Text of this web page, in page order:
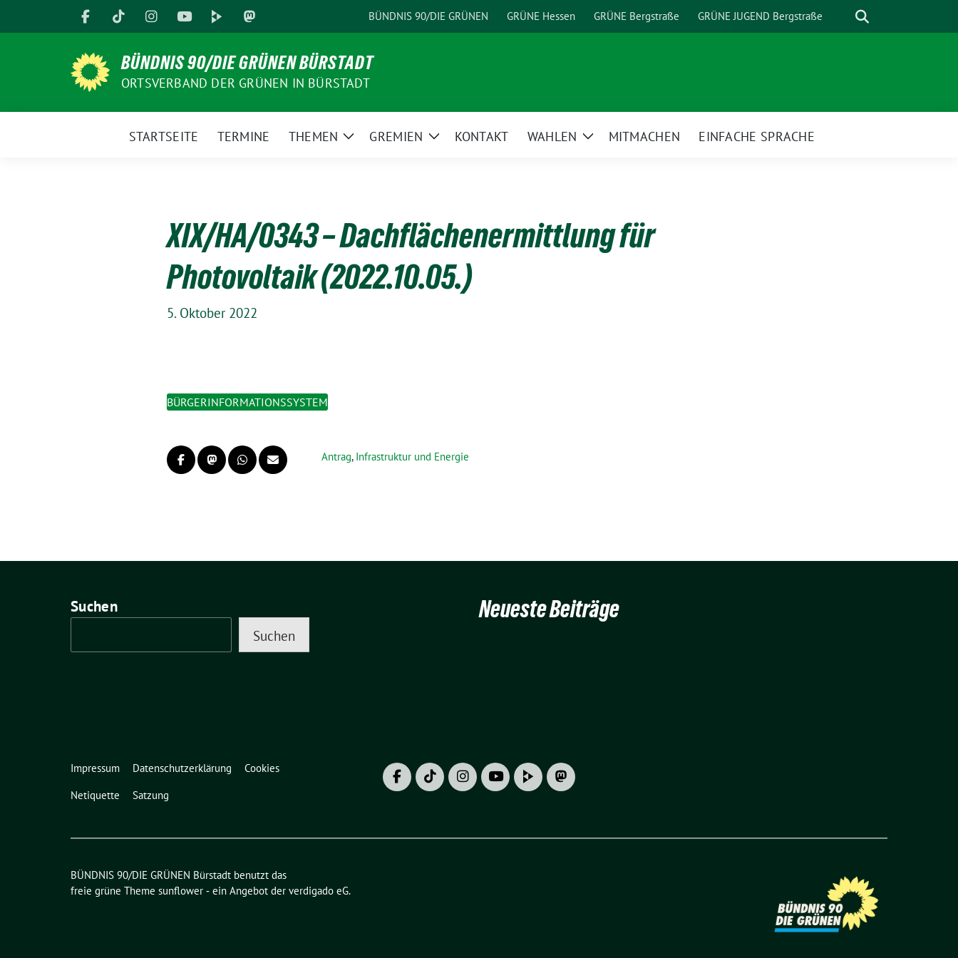
zum
BÜNDNIS 90/DIE GRÜNEN GRÜNE Hessen GRÜNE Bergstraße GRÜNE JUGEND Bergstraße Suche
BÜNDNIS 90/DIE GRÜNEN BÜRSTADT
ORTSVERBAND DER GRÜNEN IN BÜRSTADT
STARTSEITE TERMINE THEMEN
ZeigeGREMIEN
ZeigeKONTAKT WAHLEN
ZeigeMITMACHEN EINFACHE SPRACHE
XIX/HA/0343 – Dachflächenermittlung für
Photovoltaik (2022.10.05.)
5. Oktober 2022
BÜRGERINFORMATIONSSYSTEM
Antrag, Infrastruktur und Energie
Suchen
Suchen
Neueste Beiträge
Impressum Datenschutzerklärung
Cookies
Netiquette
Satzung
BÜNDNIS 90/DIE GRÜNEN Bürstadt benutzt das
freie grüne Theme sunflower ‐ ein Angebot der verdigado eG.